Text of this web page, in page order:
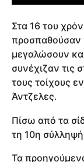
Στα 16 του
προσπαθούσαν
μεγαλώσουν
συνέχιζαν τις
τους τοίχους
Άντζελες.
Πίσω από τα
τη 10η
Τα